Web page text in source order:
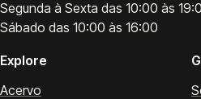
Segunda à Sexta das 10:00 às
Sábado das 10:00 às 16:00
Explore
Acervo